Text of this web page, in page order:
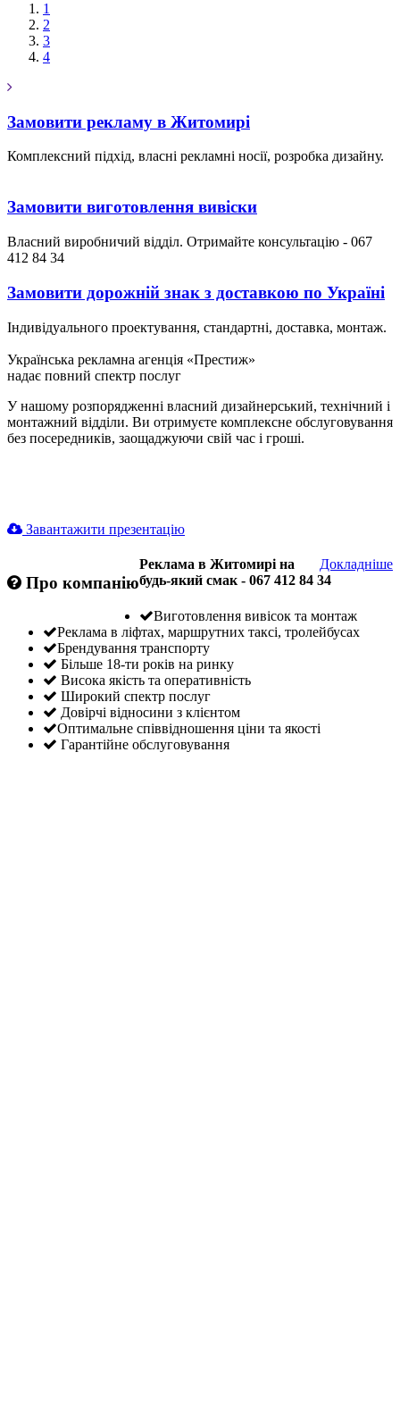
1
2
3
4
Замовити рекламу в Житомирі
Комплексний підхід, власні рекламні носії, розробка дизайну.
Замовити виготовлення вивіски
Власний виробничий відділ. Отримайте консультацію - 067
412 84 34
Замовити дорожній знак з доставкою по Україні
Індивідуального проектування, стандартні, доставка, монтаж.
Українська рекламна агенція «Престиж»
надає повний спектр послуг
У нашому розпорядженні власний дизайнерський, технічний і
монтажний відділи. Ви отримуєте комплексне обслуговування
без посередників, заощаджуючи свій час і гроші.
Завантажити презентацію
Про компанію
Докладніше
Реклама в Житомирі на
будь-який смак - 067 412 84 34
Виготовлення вивісок та монтаж
Реклама в ліфтах, маршрутних таксі, тролейбусах
Брендування транспорту
Більше 18-ти років на ринку
Висока якість та оперативність
Широкий спектр послуг
Довірчі відносини з клієнтом
Оптимальне співвідношення ціни та якості
Гарантійне обслуговування